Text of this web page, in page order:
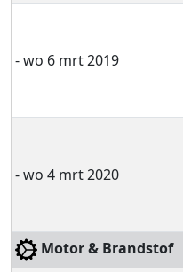
- wo 6 mrt 2019
- wo 4 mrt 2020
Motor & Brandstof